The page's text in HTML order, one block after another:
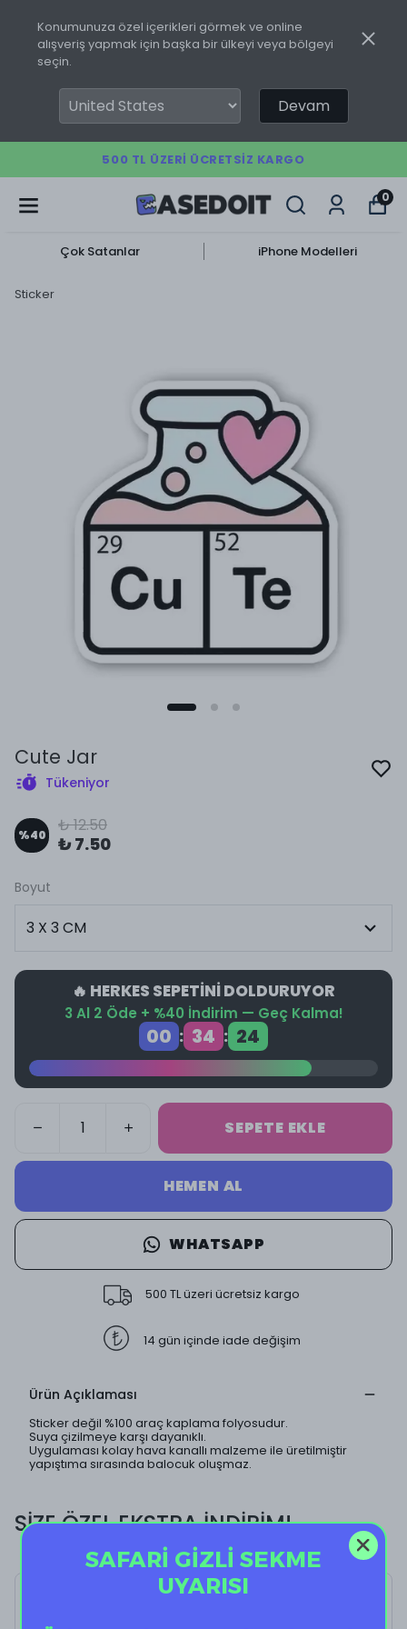
Konumunuza özel içerikleri görmek ve online
alışveriş yapmak için başka bir ülkeyi veya bölgeyi
seçin.
Devam
500 TL ÜZERI ÜCRETSIZ KARGO
0
Çok Satanlar iPhone Modelleri
Sticker
Cute Jar
Tükeniyor
%40 ₺ 12.50
₺ 7.50
Boyut
🔥 HERKES SEPETİNİ DOLDURUYOR
3 Al 2 Öde + %40 İndirim — Geç Kalma!
00 : 34 : 23
SEPETE EKLE
HEMEN AL
WHATSAPP
500 TL üzeri ücretsiz kargo
14 gün içinde iade değişim
Ürün Açıklaması
Sticker değil %100 araç kaplama folyosudur.
Suya çizilmeye karşı dayanıklı.
Uygulaması kolay hava kanallı malzeme ile üretilmiştir
yapıştıma sırasında balocuk oluşmaz.
SİZE ÖZEL EKSTRA İNDİRİM!
SAFARİ GİZLİ SEKME
UYARISI